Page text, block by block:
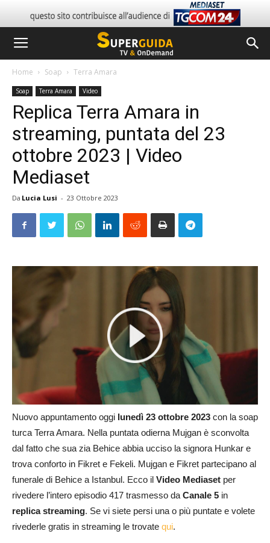
Home Soap Terra Amara
Soap Terra Amara Video
Replica Terra Amara in
streaming, puntata del 23
ottobre 2023 | Video
Mediaset
Da Lucia Lusi - 23 Ottobre 2023
Nuovo appuntamento oggi lunedì 23 ottobre 2023 con la soap
turca Terra Amara. Nella puntata odierna Mujgan è sconvolta
dal fatto che sua zia Behice abbia ucciso la signora Hunkar e
trova conforto in Fikret e Fekeli. Mujgan e Fikret partecipano al
funerale di Behice a Istanbul. Ecco il Video Mediaset per
rivedere l’intero episodio 417 trasmesso daCanale 5 in
replica streaming. Se vi siete persi una o più puntate e volete
rivederle gratis in streaming le trovate qui.